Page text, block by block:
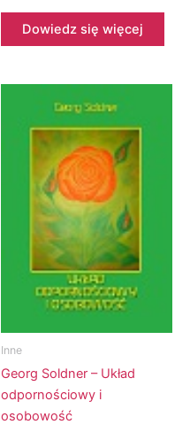
Dowiedz się więcej
Inne
Georg Soldner – Układ
odpornościowy i
osobowość